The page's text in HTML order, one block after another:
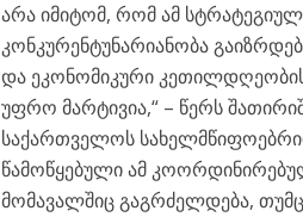
არა იმიტომ, რომ ამ
კონკურენტუნარიანობა
და ეკონომიკური
უფრო მარტივია,“ – წერს
საქართველოს
წამოწყებული ამ
მომავალშიც გაგრძელდება,